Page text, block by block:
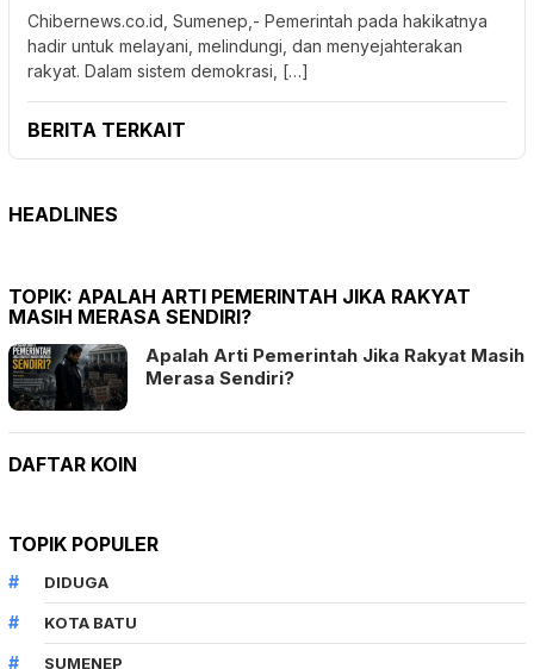
Chibernews.co.id, Sumenep,- Pemerintah pada hakikatnya
hadir untuk melayani, melindungi, dan menyejahterakan
rakyat. Dalam sistem demokrasi, […]
BERITA TERKAIT
HEADLINES
TOPIK: APALAH ARTI PEMERINTAH JIKA RAKYAT
MASIH MERASA SENDIRI?
Apalah Arti Pemerintah Jika Rakyat Masih
Merasa Sendiri?
DAFTAR KOIN
TOPIK POPULER
DIDUGA
KOTA BATU
SUMENEP